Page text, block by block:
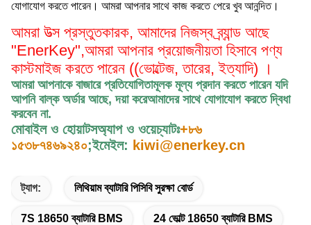
যোগাযোগ করতে পারেন। আমরা আপনার সাথে কাজ করতে পেরে খুব আনন্দিত।
আমরা উত্স প্রস্তুতকারক, আমাদের নিজস্ব ব্র্যান্ড আছে
"EnerKey",আমরা আপনার প্রয়োজনীয়তা হিসাবে পণ্য
কাস্টমাইজ করতে পারেন ((ভোল্টেজ, তারের, ইত্যাদি) ।
আমরা আপনাকে বাজারে প্রতিযোগিতামূলক মূল্য প্রদান করতে পারেন যদি
আপনি বাল্ক অর্ডার আছে, দয়া করেআমাদের সাথে যোগাযোগ করতে দ্বিধা
করবেন না.
মোবাইল ও হোয়াটসঅ্যাপ ও ওয়েচ্যাটঃ+৮৬
১৫৩৮৭৪৬৯২৪০;ইমেইল: kiwi@enerkey.cn
ট্যাগ: লিথিয়াম ব্যাটারি পিসিবি সুরক্ষা বোর্ড
7S 18650 ব্যাটারি BMS 24 ভোল্ট 18650 ব্যাটারি BMS